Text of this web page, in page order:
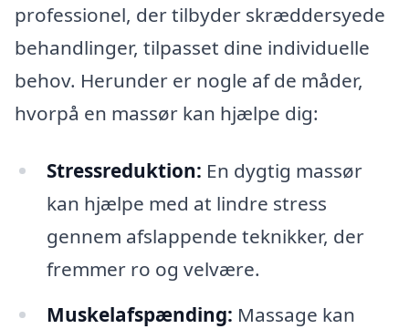
professionel, der tilbyder skræddersyede
behandlinger, tilpasset dine individuelle
behov. Herunder er nogle af de måder,
hvorpå en massør kan hjælpe dig:
Stressreduktion: En dygtig massør
kan hjælpe med at lindre stress
gennem afslappende teknikker, der
fremmer ro og velvære.
Muskelafspænding: Massage kan